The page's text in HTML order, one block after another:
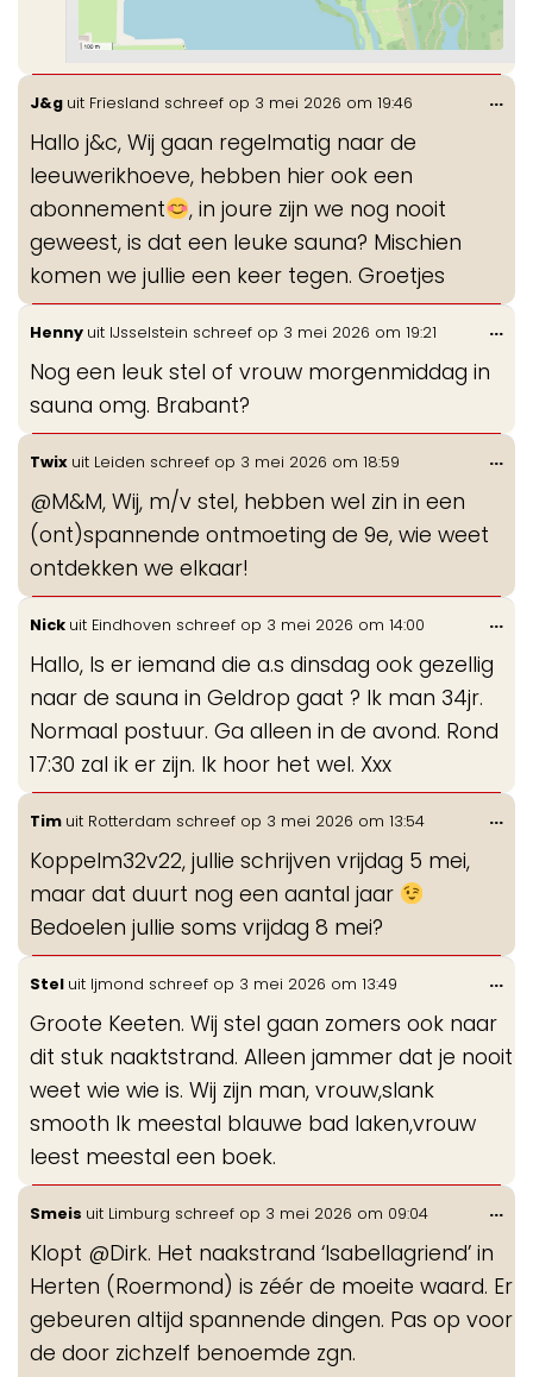
J&g uit Friesland schreef op 3 mei 2026 om 19:46
Hallo j&c, Wij gaan regelmatig naar de
leeuwerikhoeve, hebben hier ook een
abonnement
, in joure zijn we nog nooit
geweest, is dat een leuke sauna? Mischien
komen we jullie een keer tegen. Groetjes
...
Henny uit IJsselstein schreef op 3 mei 2026 om 19:21
Nog een leuk stel of vrouw morgenmiddag in
sauna omg. Brabant?
...
Twix uit Leiden schreef op 3 mei 2026 om 18:59
@M&M, Wij, m/v stel, hebben wel zin in een
(ont)spannende ontmoeting de 9e, wie weet
ontdekken we elkaar!
...
Nick uit Eindhoven schreef op 3 mei 2026 om 14:00
Hallo, Is er iemand die a.s dinsdag ook gezellig
naar de sauna in Geldrop gaat ? Ik man 34jr.
Normaal postuur. Ga alleen in de avond. Rond
17:30 zal ik er zijn. Ik hoor het wel. Xxx
...
Tim uit Rotterdam schreef op 3 mei 2026 om 13:54
Koppelm32v22, jullie schrijven vrijdag 5 mei,
maar dat duurt nog een aantal jaar
Bedoelen jullie soms vrijdag 8 mei?
...
Stel uit Ijmond schreef op 3 mei 2026 om 13:49
Groote Keeten. Wij stel gaan zomers ook naar
dit stuk naaktstrand. Alleen jammer dat je nooit
weet wie wie is. Wij zijn man, vrouw,slank
smooth Ik meestal blauwe bad laken,vrouw
leest meestal een boek.
...
Smeis uit Limburg schreef op 3 mei 2026 om 09:04
Klopt @Dirk. Het naakstrand ‘Isabellagriend’ in
Herten (Roermond) is zéér de moeite waard. Er
gebeuren altijd spannende dingen. Pas op voor
de door zichzelf benoemde zgn.
...